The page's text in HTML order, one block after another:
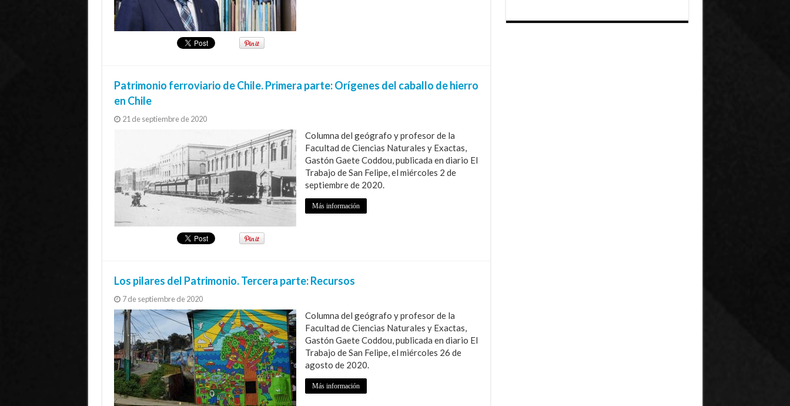
Patrimonio ferroviario de Chile. Primera parte: Orígenes del caballo de hierro
en Chile
21 de septiembre de 2020
Columna del geógrafo y profesor de la
Facultad de Ciencias Naturales y Exactas,
Gastón Gaete Coddou, publicada en diario El
Trabajo de San Felipe, el miércoles 2 de
septiembre de 2020.
Más información
Los pilares del Patrimonio. Tercera parte: Recursos
7 de septiembre de 2020
Columna del geógrafo y profesor de la
Facultad de Ciencias Naturales y Exactas,
Gastón Gaete Coddou, publicada en diario El
Trabajo de San Felipe, el miércoles 26 de
agosto de 2020.
Más información